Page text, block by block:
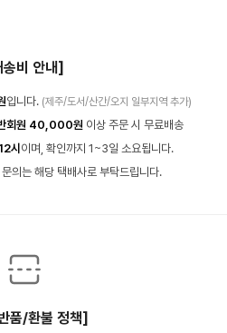
송비 안내]
입니다. (제주/도서/산간/오지 일부지역 추가)
회원 40,000원 이상 주문 시 무료배송
시 이며, 확인까지 1~3일 소요됩니다.
의는 해당 택배사로 부탁드립니다.
품/환불 정책]